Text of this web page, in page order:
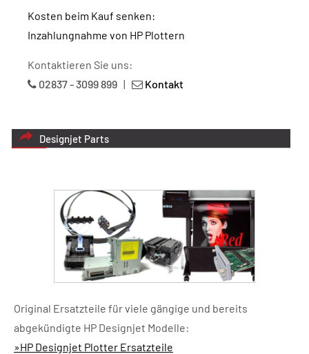
Kosten beim Kauf senken:
Inzahlungnahme von HP Plottern
Kontaktieren Sie uns:
02837 - 3099 899 | Kontakt
Designjet Parts
Original Ersatzteile für viele gängige und bereits
abgekündigte HP Designjet Modelle:
»HP Designjet Plotter Ersatzteile